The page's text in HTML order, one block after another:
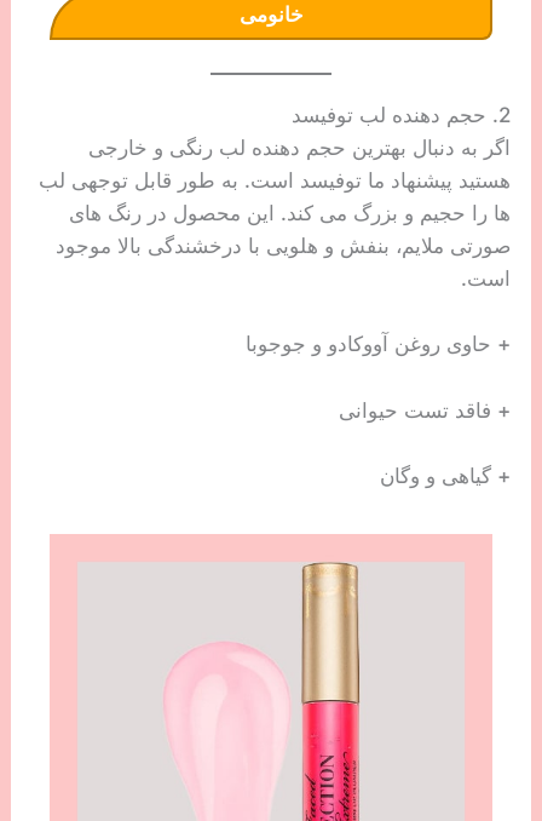
خانومی
2. حجم دهنده لب توفیسد
اگر به دنبال بهترین حجم دهنده لب رنگی و خارجی
هستید پیشنهاد ما توفیسد است. به طور قابل توجهی لب
ها را حجیم و بزرگ می کند. این محصول در رنگ های
صورتی ملایم، بنفش و هلویی با درخشندگی بالا موجود
است.
+ حاوی روغن آووکادو و جوجوبا
+ فاقد تست حیوانی
+ گیاهی و وگان